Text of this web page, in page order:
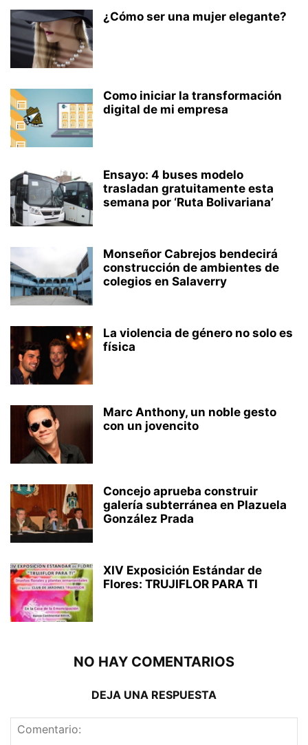
¿Cómo ser una mujer elegante?
Como iniciar la transformación
digital de mi empresa
Ensayo: 4 buses modelo
trasladan gratuitamente esta
semana por ‘Ruta Bolivariana’
Monseñor Cabrejos bendecirá
construcción de ambientes de
colegios en Salaverry
La violencia de género no solo es
física
Marc Anthony, un noble gesto
con un jovencito
Concejo aprueba construir
galería subterránea en Plazuela
González Prada
XIV Exposición Estándar de
Flores: TRUJIFLOR PARA TI
NO HAY COMENTARIOS
DEJA UNA RESPUESTA